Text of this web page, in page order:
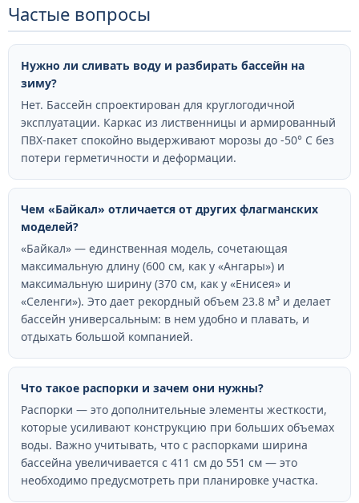
Частые вопросы
Нужно ли сливать воду и разбирать бассейн на
зиму?
Нет. Бассейн спроектирован для круглогодичной
эксплуатации. Каркас из лиственницы и армированный
ПВХ-пакет спокойно выдерживают морозы до -50° С без
потери герметичности и деформации.
Чем «Байкал» отличается от других флагманских
моделей?
«Байкал» — единственная модель, сочетающая
максимальную длину (600 см, как у «Ангары») и
максимальную ширину (370 см, как у «Енисея» и
«Селенги»). Это дает рекордный объем 23.8 м³ и делает
бассейн универсальным: в нем удобно и плавать, и
отдыхать большой компанией.
Что такое распорки и зачем они нужны?
Распорки — это дополнительные элементы жесткости,
которые усиливают конструкцию при больших объемах
воды. Важно учитывать, что с распорками ширина
бассейна увеличивается с 411 см до 551 см — это
необходимо предусмотреть при планировке участка.